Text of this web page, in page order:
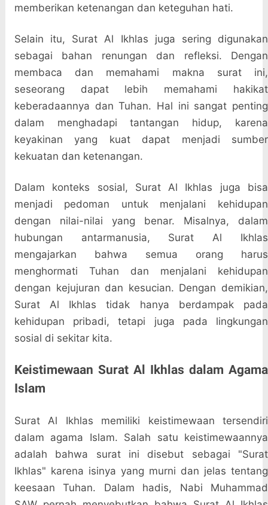
memberikan ketenangan dan keteguhan hati.
Selain itu, Surat Al Ikhlas juga sering digunakan
sebagai bahan renungan dan refleksi. Dengan
membaca dan memahami makna surat ini,
seseorang dapat lebih memahami hakikat
keberadaannya dan Tuhan. Hal ini sangat penting
dalam menghadapi tantangan hidup, karena
keyakinan yang kuat dapat menjadi sumber
kekuatan dan ketenangan.
Dalam konteks sosial, Surat Al Ikhlas juga bisa
menjadi pedoman untuk menjalani kehidupan
dengan nilai-nilai yang benar. Misalnya, dalam
hubungan antarmanusia, Surat Al Ikhlas
mengajarkan bahwa semua orang harus
menghormati Tuhan dan menjalani kehidupan
dengan kejujuran dan kesucian. Dengan demikian,
Surat Al Ikhlas tidak hanya berdampak pada
kehidupan pribadi, tetapi juga pada lingkungan
sosial di sekitar kita.
Keistimewaan Surat Al Ikhlas dalam Agama
Islam
Surat Al Ikhlas memiliki keistimewaan tersendiri
dalam agama Islam. Salah satu keistimewaannya
adalah bahwa surat ini disebut sebagai "Surat
Ikhlas" karena isinya yang murni dan jelas tentang
keesaan Tuhan. Dalam hadis, Nabi Muhammad